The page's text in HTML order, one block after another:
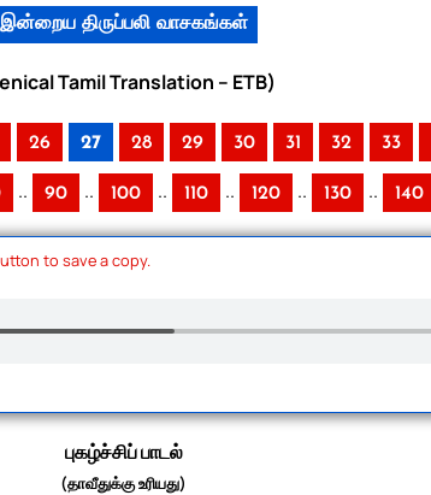
இன்றைய திருப்பலி வாசகங்கள்
Tamil Translation – ETB)
26 27 28 29 30 31 32 33
.. 90 .. 100 .. 110 .. 120 .. 130 .. 140
to save a copy.
புகழ்ச்சிப் பாடல்
(தாவீதுக்கு உரியது)